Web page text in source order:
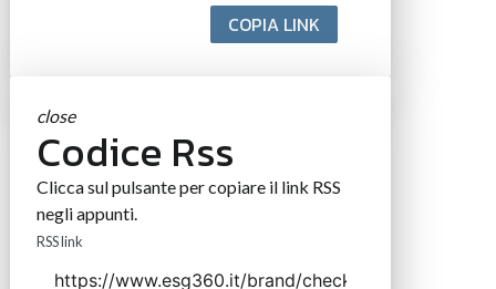
COPIA LINK
close
Codice Rss
Clicca sul pulsante per copiare il link RSS
negli appunti.
RSS link